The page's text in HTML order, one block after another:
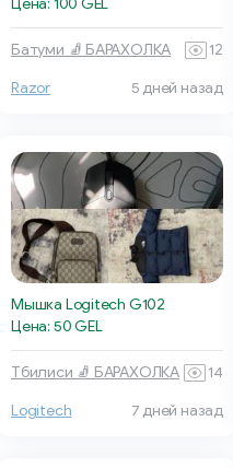
Батуми 🧦 БАРАХОЛКА 12
Razor 5 дней назад
Мышка Logitech G102
Цена: 50 GEL
Тбилиси 🧦 БАРАХОЛКА 14
Logitech 7 дней назад